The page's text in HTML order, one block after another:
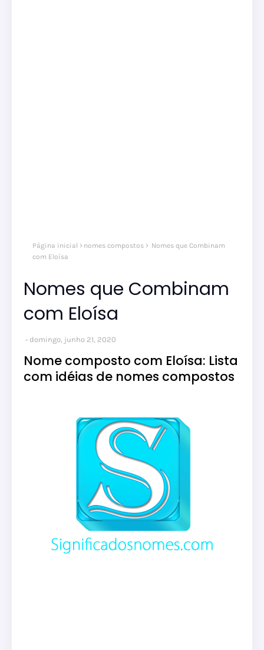
Página inicial nomes compostos
Nomes que Combinam
com Eloísa
Nomes que Combinam
com Eloísa
domingo, junho 21, 2020
Nome composto com Eloísa: Lista
com idéias de nomes compostos